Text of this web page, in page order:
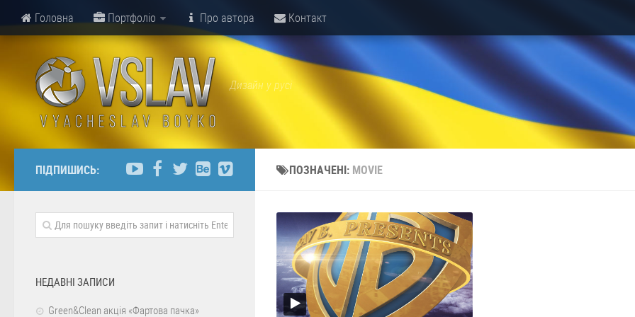
Головна Портфоліо Про автора Контакт
Дизайн у русі
ПОЗНАЧЕНІ: MOVIE
ПІДПИШИСЬ:
НЕДАВНІ ЗАПИСИ
Green&Clean акція «Фартова пачка»